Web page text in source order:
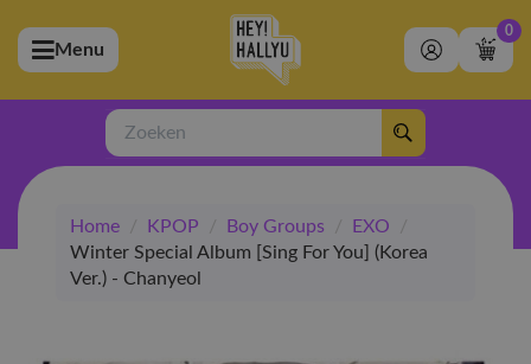
(Artiesten)
(Merchandise)
(Exclusive)
(Winkel)
Menu
0
Zoeken
Home / KPOP / Boy Groups / EXO
/
Winter Special Album [Sing For You] (Korea
Ver.) - Chanyeol